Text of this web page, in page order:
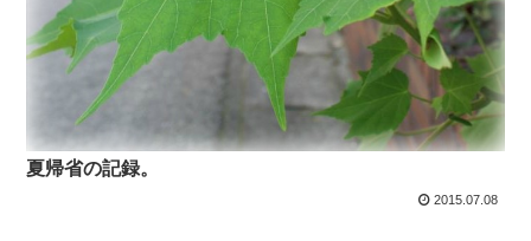
夏帰省の記録。
2015.07.08